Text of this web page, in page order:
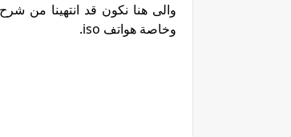
والى هنا نكون قد انتهينا من
وخاصة هواتف iso.